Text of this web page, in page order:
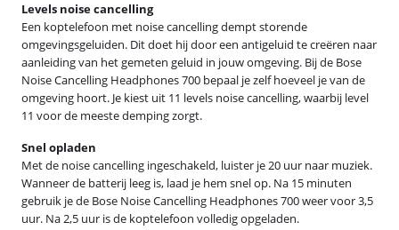
Levels noise cancelling
Een koptelefoon met noise cancelling dempt storende
omgevingsgeluiden. Dit doet hij door een antigeluid te creëren naar
aanleiding van het gemeten geluid in jouw omgeving. Bij de Bose
Noise Cancelling Headphones 700 bepaal je zelf hoeveel je van de
omgeving hoort. Je kiest uit 11 levels noise cancelling, waarbij level
11 voor de meeste demping zorgt.
Snel opladen
Met de noise cancelling ingeschakeld, luister je 20 uur naar muziek.
Wanneer de batterij leeg is, laad je hem snel op. Na 15 minuten
gebruik je de Bose Noise Cancelling Headphones 700 weer voor 3,5
uur. Na 2,5 uur is de koptelefoon volledig opgeladen.